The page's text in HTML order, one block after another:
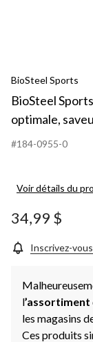
BioSteel Sports
BioSteel
optimale,
#184-0955-0
Voir détails du
34,99 $
Inscrivez-
l’assortiment
les magasins
Ces produits